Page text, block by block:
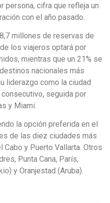
persona, cifra que refleja un
con el año pasado.
millones de reservas de
los viajeros optará por
mientras que un 21% se
nacionales más
liderazgo como la ciudad
seguida por
y Miami.
la opción preferida en el
de las diez ciudades más
Cabo y Puerto Vallarta. Otros
Punta Cana, París,
y Oranjestad (Aruba).